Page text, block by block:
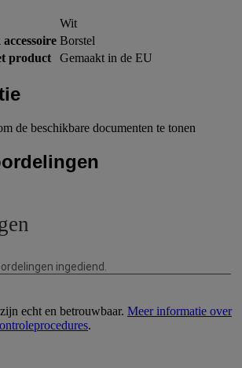
Wit
Borstel
product
Gemaakt in de EU
de beschikbare documenten te tonen
echt en betrouwbaar. Meer informatie over
.